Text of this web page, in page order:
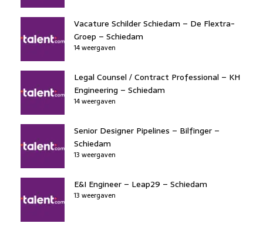
Vacature Schilder Schiedam – De Flextra-
Groep – Schiedam
14 weergaven
Legal Counsel / Contract Professional – KH
Engineering – Schiedam
14 weergaven
Senior Designer Pipelines – Bilfinger –
Schiedam
13 weergaven
E&I Engineer – Leap29 – Schiedam
13 weergaven